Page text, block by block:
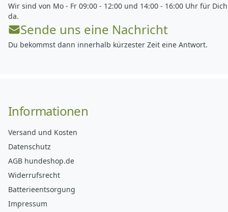
Wir sind von Mo - Fr 09:00 - 12:00 und 14:00 - 16:00 Uhr für Dich
da.
Sende uns eine Nachricht
Du bekommst dann innerhalb kürzester Zeit eine Antwort.
Informationen
Versand und Kosten
Datenschutz
AGB hundeshop.de
Widerrufsrecht
Batterieentsorgung
Impressum